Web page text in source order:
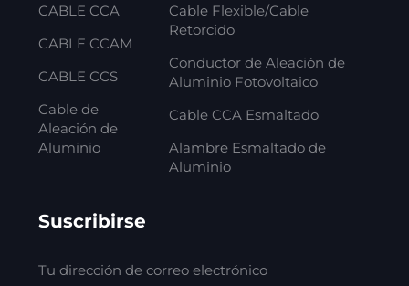
CABLE CCA
CABLE CCAM
CABLE CCS
Cable de
Aleación de
Aluminio
Cable Flexible/Cable
Retorcido
Conductor de Aleación de
Aluminio Fotovoltaico
Cable CCA Esmaltado
Alambre Esmaltado de
Aluminio
Suscribirse
Tu dirección de correo electrónico